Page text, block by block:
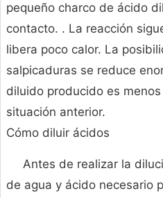
pequeño charco de ácido
contacto. . La reacción
libera poco calor. La
salpicaduras se reduce
diluido producido es
situación anterior.
Cómo diluir ácidos
Antes de realizar la
de agua y ácido necesario